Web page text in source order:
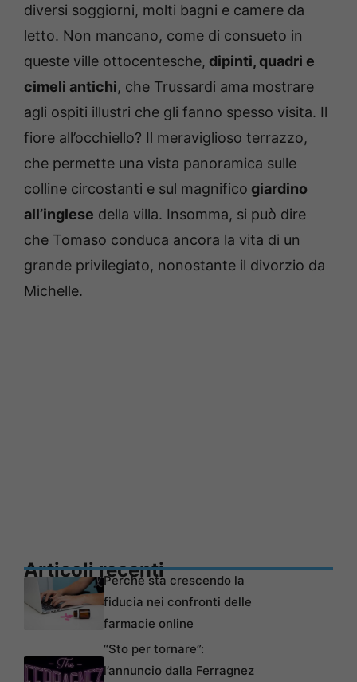
diversi soggiorni, molti bagni e camere da
letto. Non mancano, come di consueto in
queste ville ottocentesche, dipinti, quadri e
cimeli antichi, che Trussardi ama mostrare
agli ospiti illustri che gli fanno spesso visita. Il
fiore all’occhiello? Il meraviglioso terrazzo,
che permette una vista panoramica sulle
colline circostanti e sul magnifico giardino
all’inglese della villa. Insomma, si può dire
che Tomaso conduca ancora la vita di un
grande privilegiato, nonostante il divorzio da
Michelle.
Articoli recentiPerché sta crescendo la
fiducia nei confronti delle
farmacie online
“Sto per tornare”:
l’annuncio dalla Ferragnez